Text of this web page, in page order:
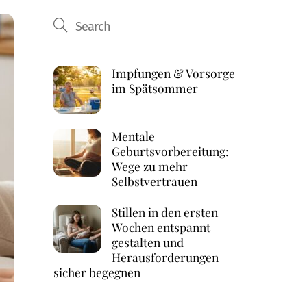
Impfungen & Vorsorge
im Spätsommer
Mentale
Geburtsvorbereitung:
Wege zu mehr
Selbstvertrauen
Stillen in den ersten
Wochen entspannt
gestalten und
Herausforderungen
sicher begegnen